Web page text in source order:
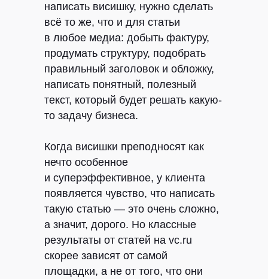
написать висишку, нужно сделать
всё то же, что и для статьи
в любое медиа: добыть фактуру,
продумать структуру, подобрать
правильный заголовок и обложку,
написать понятный, полезный
текст, который будет решать какую-
то задачу бизнеса.
Когда висишки преподносят как
нечто особенное
и суперэффективное, у клиента
появляется чувство, что написать
такую статью — это очень сложно,
а значит, дорого. Но классные
результаты от статей на vc.ru
скорее зависят от самой
площадки, а не от того, что они